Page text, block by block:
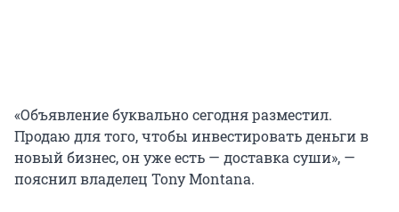
«Объявление буквально сегодня разместил.
Продаю для того, чтобы инвестировать деньги в
новый бизнес, он уже есть — доставка суши», —
пояснил владелец Tony Montana.